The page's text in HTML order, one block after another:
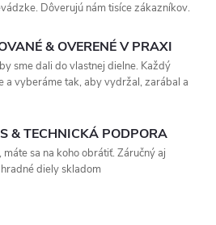
Dôverujú nám tisíce zákazníkov.
& OVERENÉ V PRAXI
sme dali do vlastnej dielne. Každý
a vyberáme tak, aby vydržal, zarábal a
& TECHNICKÁ PODPORA
sa na koho obrátiť. Záručný aj
diely skladom